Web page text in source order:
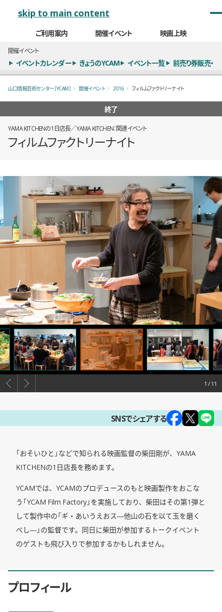
skip to main content
ご利用案内 開催イベント 映画上映
開催イベント
イベントカレンダー きょうのYCAM イベント一覧 前売り券販売・
山口情報芸術センター［YCAM］ 開催イベント 2016 フィルムファクトリーナイト
終了
YAMA KITCHENの1日店長／YAMA KITCHEN：関連イベント
フィルムファクトリーナイト
概要
全11枚のうち、1枚目のスライド
1
SNSでシェアする
「おそいひと」などで知られる映画監督の柴田剛が、YAMA
KITCHENの1日店長を務めます。
YCAMでは、YCAMのプロデュースのもと映画製作をおこな
う「YCAM Film Factory」を実施しており、柴田はその第1弾と
して製作中の「ギ・あいうえおス―他山の石を以て玉を磨く
べし―」の監督です。同日に柴田が参加するトークイベント
のゲストも飛び入りで参加するかもしれません。
プロフィール